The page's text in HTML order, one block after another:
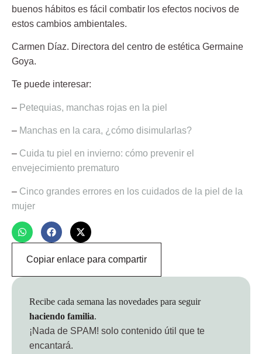
buenos hábitos es fácil combatir los efectos nocivos de
estos cambios ambientales.
Carmen Díaz. Directora del centro de estética Germaine
Goya.
Te puede interesar:
– Petequias, manchas rojas en la piel
– Manchas en la cara, ¿cómo disimularlas?
– Cuida tu piel en invierno: cómo prevenir el
envejecimiento prematuro
– Cinco grandes errores en los cuidados de la piel de la
mujer
Copiar enlace para compartir
Recibe cada semana las novedades para seguir
haciendo familia.
¡Nada de SPAM! solo contenido útil que te
encantará.